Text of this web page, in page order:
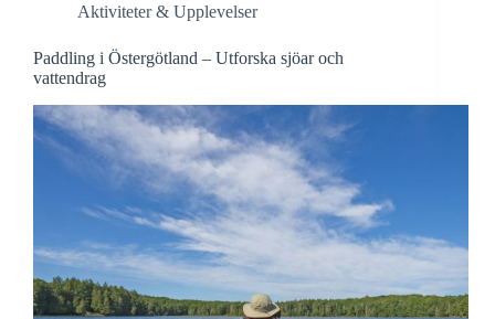
Aktiviteter & Upplevelser
Paddling i Östergötland – Utforska sjöar och
vattendrag